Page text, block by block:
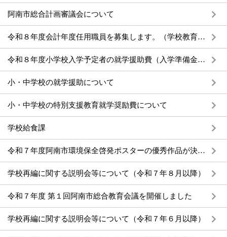
阿南市総合計画審議会について
令和８年度会計年度任用職員を募集します。（学校教育支援員、ICT支援員、学校図書館サポーター、教員業務支援員）
令和８年度小学校入学予定者の就学援助費（入学準備金）の入学前支給の受付について
小・中学校の就学援助について
小・中学校の特別支援教育就学奨励費について
学校給食課
令和７年度阿南市環境保全啓発ポスターの優秀作品が決定しました
学校再編に関する説明会等について（令和７年８月以降）
令和７年度 第１回阿南市総合教育会議を開催しました
学校再編に関する説明会等について（令和７年６月以降）